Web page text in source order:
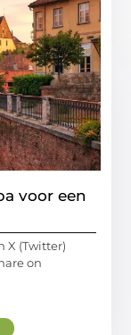
voor een
X (Twitter)
on